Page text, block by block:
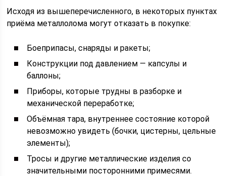
Исходя из вышеперечисленного, в некоторых пунктах
приёма металлолома могут отказать в покупке:
Боеприпасы, снаряды и ракеты;
Конструкции под давлением — капсулы и
баллоны;
Приборы, которые трудны в разборке и
механической переработке;
Объёмная тара, внутреннее состояние которой
невозможно увидеть (бочки, цистерны, цельные
элементы);
Тросы и другие металлические изделия со
значительными посторонними примесями.